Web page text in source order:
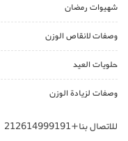
شهيوات رمضان
وصفات لانقاص الوزن
حلويات العيد
وصفات لزيادة الوزن
للاتصال بنا+212614999191